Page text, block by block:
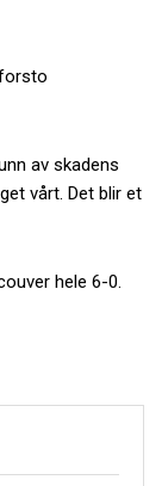
av skadens
vårt. Det blir et
hele 6-0.